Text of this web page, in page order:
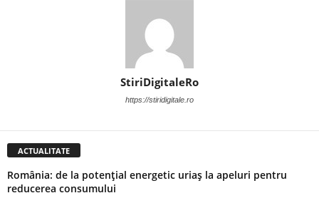
StiriDigitaleRo
https://stiridigitale.ro
ACTUALITATE
România: de la potențial energetic uriaș la apeluri pentru
reducerea consumului